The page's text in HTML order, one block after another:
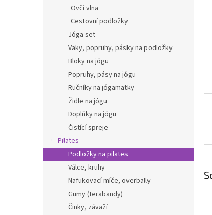
Ovčí vlna
Cestovní podložky
Jóga set
Vaky, popruhy, pásky na podložky
Bloky na jógu
Popruhy, pásy na jógu
Ručníky na jógamatky
Židle na jógu
Doplňky na jógu
Čistící spreje
Pilates
Podložky na pilates
Válce, kruhy
Nafukovací míče, overbally
Gumy (terabandy)
Činky, závaží